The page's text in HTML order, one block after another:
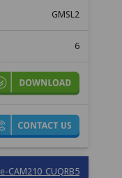
GMSL2
6
e-CAM210_CUQRB5